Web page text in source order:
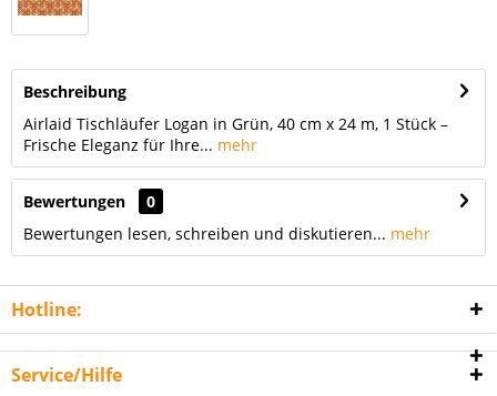
Beschreibung
Airlaid Tischläufer Logan in Grün, 40 cm x 24 m, 1 Stück –
Frische Eleganz für Ihre... mehr
Bewertungen
0
Bewertungen lesen, schreiben und diskutieren... mehr
Hotline:
Service/Hilfe